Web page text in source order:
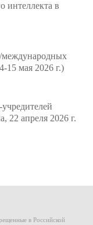
интеллекта в
международных
мая 2026 г.)
учредителей
22 апреля 2026 г.
в Российской